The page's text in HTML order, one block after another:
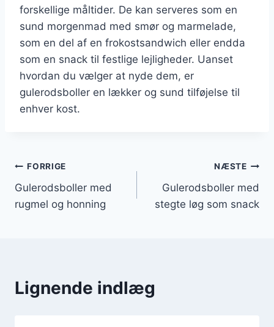
forskellige måltider. De kan serveres som en
sund morgenmad med smør og marmelade,
som en del af en frokostsandwich eller endda
som en snack til festlige lejligheder. Uanset
hvordan du vælger at nyde dem, er
gulerodsboller en lækker og sund tilføjelse til
enhver kost.
Indlægsnavigation
FORRIGE
Gulerodsboller med
rugmel og honning
NÆSTE
Gulerodsboller med
stegte løg som snack
Lignende indlæg